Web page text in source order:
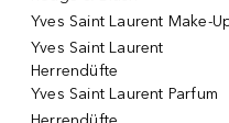
Yves Saint Laurent Make-
Yves Saint Laurent
Herrendüfte
Yves Saint Laurent Parfum